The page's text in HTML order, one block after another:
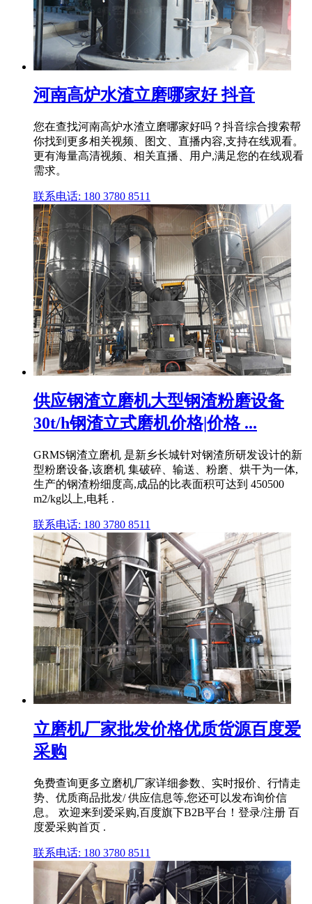
河南高炉水渣立磨哪家好 抖音
您在查找河南高炉水渣立磨哪家好吗？抖音综合搜索帮
你找到更多相关视频、图文、直播内容,支持在线观看。
更有海量高清视频、相关直播、用户,满足您的在线观看
需求。
联系电话: 180 3780 8511
供应钢渣立磨机大型钢渣粉磨设备
30t/h钢渣立式磨机价格|价格 ...
GRMS钢渣立磨机 是新乡长城针对钢渣所研发设计的新
型粉磨设备,该磨机 集破碎、输送、粉磨、烘干为一体,
生产的钢渣粉细度高,成品的比表面积可达到 450500
m2/kg以上,电耗 .
联系电话: 180 3780 8511
立磨机厂家批发价格优质货源百度爱
采购
免费查询更多立磨机厂家详细参数、实时报价、行情走
势、优质商品批发/ 供应信息等,您还可以发布询价信
息。 欢迎来到爱采购,百度旗下B2B平台！登录/注册 百
度爱采购首页 .
联系电话: 180 3780 8511